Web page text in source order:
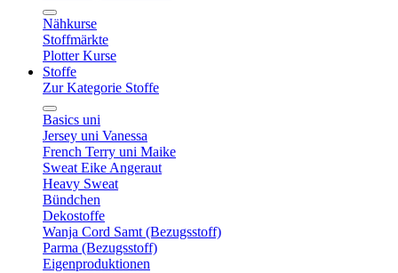
Nähkurse
Stoffmärkte
Plotter Kurse
Stoffe
Zur Kategorie Stoffe
Basics uni
Jersey uni Vanessa
French Terry uni Maike
Sweat Eike Angeraut
Heavy Sweat
Bündchen
Dekostoffe
Wanja Cord Samt (Bezugsstoff)
Parma (Bezugsstoff)
Eigenproduktionen